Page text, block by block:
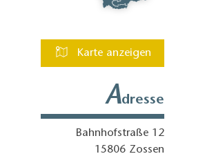
Karte anzeigen
Adresse
Bahnhofstraße 12
15806 Zossen